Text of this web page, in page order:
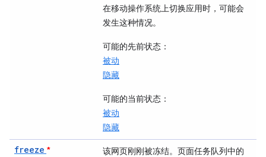
在移动操作系统上切换应用时，可能会
发生这种情况。
可能的先前状态 ：
被动
隐藏
可能的当前状态 ：
被动
隐藏
freeze *
该网页刚刚被冻结。页面任务队列中的